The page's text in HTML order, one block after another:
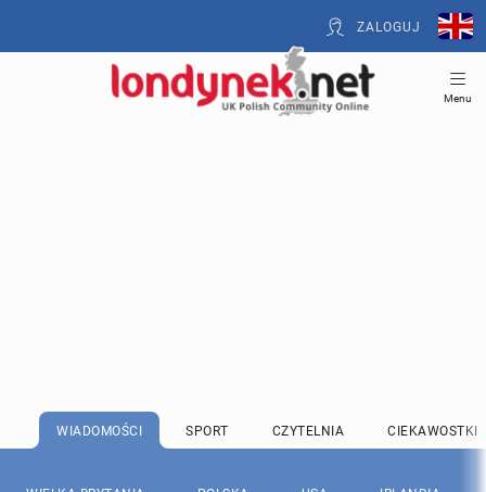
ZALOGUJ
Menu
WIADOMOŚCI SPORT CZYTELNIA CIEKAWOSTKI